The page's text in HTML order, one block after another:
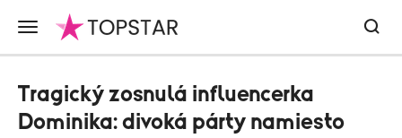
Tragický zosnulá influencerka
Dominika: divoká párty namiesto